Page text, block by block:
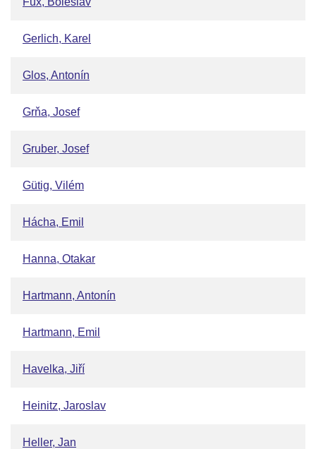
Gerlich, Karel
Glos, Antonín
Grňa, Josef
Gruber, Josef
Gütig, Vilém
Hácha, Emil
Hanna, Otakar
Hartmann, Antonín
Hartmann, Emil
Havelka, Jiří
Heinitz, Jaroslav
Heller, Jan